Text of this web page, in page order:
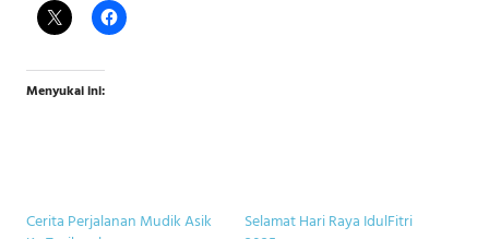
Menyukai ini:
Cerita Perjalanan Mudik Asik
Selamat Hari Raya IdulFitri